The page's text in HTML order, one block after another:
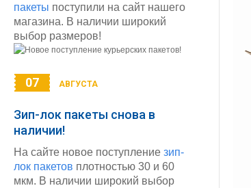
пакеты поступили на сайт нашего
магазина. В наличии широкий
выбор размеров!
07 АВГУСТА
Зип-лок пакеты снова в
наличии!
На сайте новое поступление зип-
лок пакетов плотностью 30 и 60
мкм. В наличии широкий выбор